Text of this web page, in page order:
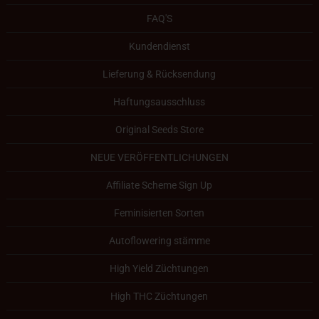
FAQ'S
Kundendienst
Lieferung & Rücksendung
Haftungsausschluss
Original Seeds Store
NEUE VERÖFFENTLICHUNGEN
Affiliate Scheme Sign Up
Feminisierten Sorten
Autoflowering stämme
High Yield Züchtungen
High THC Züchtungen